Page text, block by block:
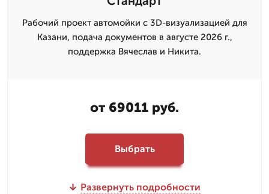
Рабочий проект автомойки с 3D-визуализацией для
Казани, подача документов в августе 2026 г.,
поддержка Вячеслав и Никита.
от 69011 руб.
Выбрать
Развернуть подробности